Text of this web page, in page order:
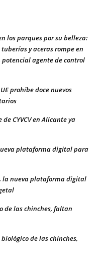
los parques por su belleza:
y aceras rompe en
potencial agente de control
prohíbe doce nuevos
de CYVCV en Alicante ya
plataforma digital para
la nueva plataforma digital
de las chinches, faltan
de las chinches,